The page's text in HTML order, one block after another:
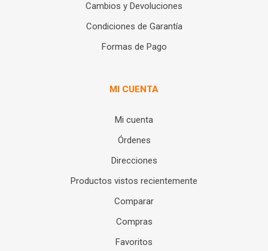
Cambios y Devoluciones
Condiciones de Garantía
Formas de Pago
MI CUENTA
Mi cuenta
Órdenes
Direcciones
Productos vistos recientemente
Comparar
Compras
Favoritos